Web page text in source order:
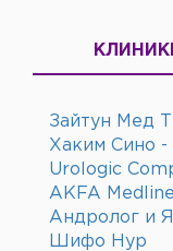
Зайтун Мед
Хаким Сино -
Urologic
AKFA Medline
Андролог и Я
Шифо Нур